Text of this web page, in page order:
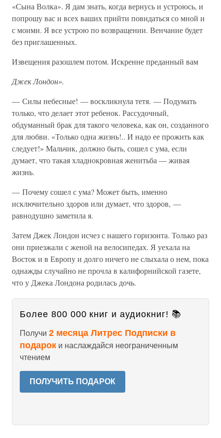
«Сына Волка». Я дам знать, когда вернусь и устроюсь, и
попрошу вас и всех ваших прийти повидаться со мной и
с моими. Я все устрою по возвращении. Венчание будет
без приглашенных.
Извещения разошлем потом. Искренне преданный вам
Джек Лондон».
— Силы небесные! — воскликнула тетя. — Подумать
только, что делает этот ребенок. Рассудочный,
обдуманный брак для такого человека, как он, созданного
для любви. «Только одна жизнь!.. И надо ее прожить как
следует!» Мальчик, должно быть, сошел с ума, если
думает, что такая хладнокровная женитьба — живая
жизнь.
— Почему сошел с ума? Может быть, именно
исключительно здоров или думает, что здоров, —
равнодушно заметила я.
Затем Джек Лондон исчез с нашего горизонта. Только раз
они приезжали с женой на велосипедах. Я уехала на
Восток и в Европу и долго ничего не слыхала о нем, пока
однажды случайно не прочла в калифорнийской газете,
что у Джека Лондона родилась дочь.
Более 800 000 книг и аудиокниг! 📚
Получи 2 месяца Литрес Подписки в
подарок и наслаждайся неограниченным
чтением
ПОЛУЧИТЬ ПОДАРОК